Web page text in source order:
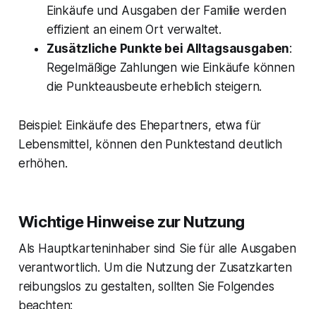
Einkäufe und Ausgaben der Familie werden
effizient an einem Ort verwaltet.
Zusätzliche Punkte bei Alltagsausgaben:
Regelmäßige Zahlungen wie Einkäufe können
die Punkteausbeute erheblich steigern.
Beispiel : Einkäufe des Ehepartners, etwa für
Lebensmittel, können den Punktestand deutlich
erhöhen.
Wichtige Hinweise zur Nutzung
Als Hauptkarteninhaber sind Sie für alle Ausgaben
verantwortlich. Um die Nutzung der Zusatzkarten
reibungslos zu gestalten, sollten Sie Folgendes
beachten: